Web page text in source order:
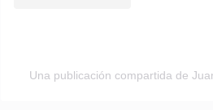
Una publicación compartida de